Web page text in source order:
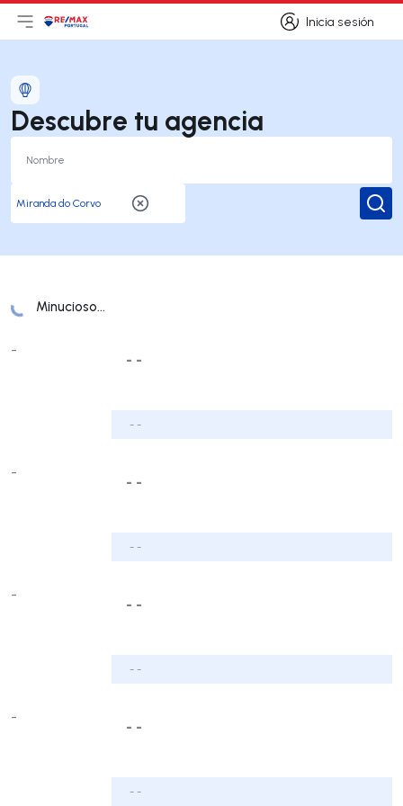
Inicia sesión
Inicia sesión
Abrir el menú principal
Logotipo
Descubre tu agencia
Minucioso...
Lista de oficinas
-
- -
- -
-
- -
- -
-
- -
- -
-
- -
- -